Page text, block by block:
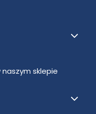
sklepie